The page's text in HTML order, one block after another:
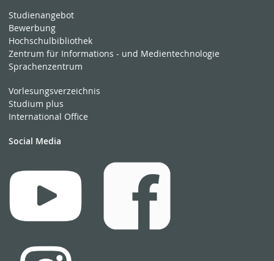
Studienangebot
Bewerbung
Hochschulbibliothek
Zentrum für Informations - und Medientechnologie
Sprachenzentrum
Vorlesungsverzeichnis
Studium plus
International Office
Social Media